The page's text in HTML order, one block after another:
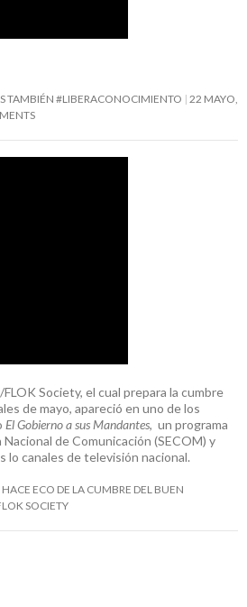
TAMBIÉN #LIBERACONOCIMIENTO 22 MAYO,
Society, el cual prepara la cumbre
de mayo, apareció en uno de los
El Gobierno a sus Mandantes, un programa
de Comunicación (SECOM) y
lo canales de televisión nacional.
ECO DE LA CUMBRE DEL BUEN
SOCIETY